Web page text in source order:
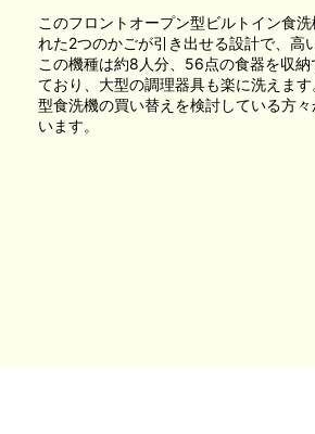
このフロントオープン型ビルトイン食
れた2つのかごが引き出せる設計で、高
この機種は約8人分、56点の食器を収納
ており、大型の調理器具も楽に洗えま
型食洗機の買い替えを検討している方
います。